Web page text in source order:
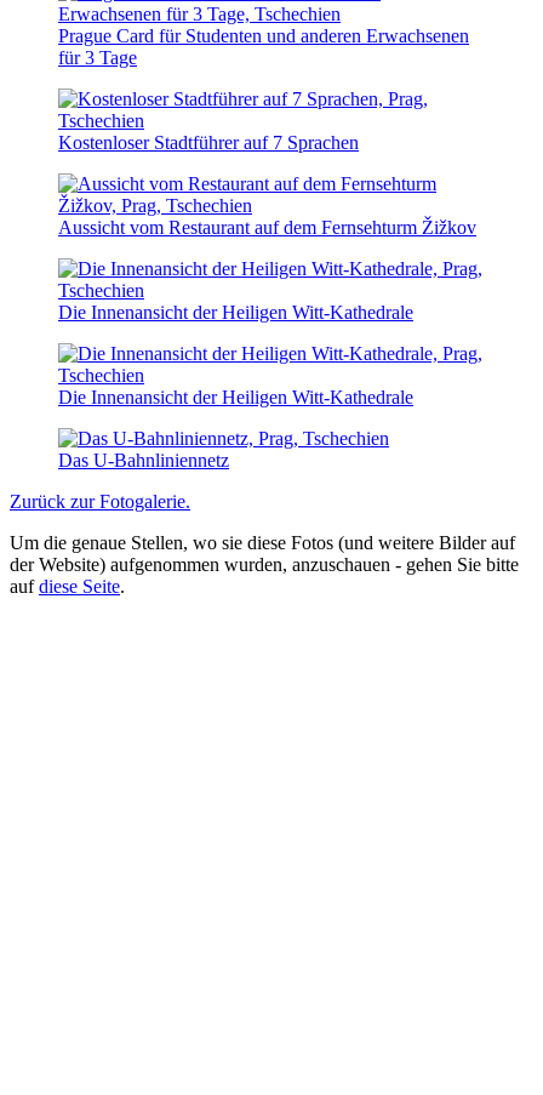
Prague Card für Studenten und anderen Erwachsenen
für 3 Tage
Kostenloser Stadtführer auf 7 Sprachen
Aussicht vom Restaurant auf dem Fernsehturm Žižkov
Die Innenansicht der Heiligen Witt-Kathedrale
Die Innenansicht der Heiligen Witt-Kathedrale
Das U-Bahnliniennetz
Zurück zur Fotogalerie.
Um die genaue Stellen, wo sie diese Fotos (und weitere Bilder auf
der Website) aufgenommen wurden, anzuschauen - gehen Sie bitte
aufdiese Seite.